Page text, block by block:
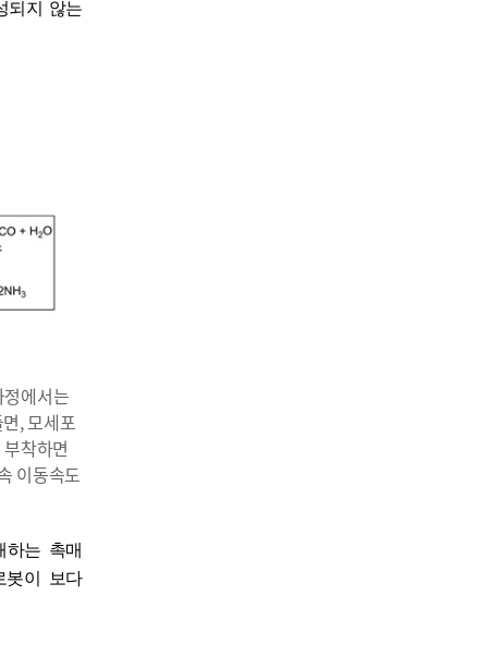
되지 않는
에서는
, 모세포
착하면
이동속도
하는 촉매
봇이 보다